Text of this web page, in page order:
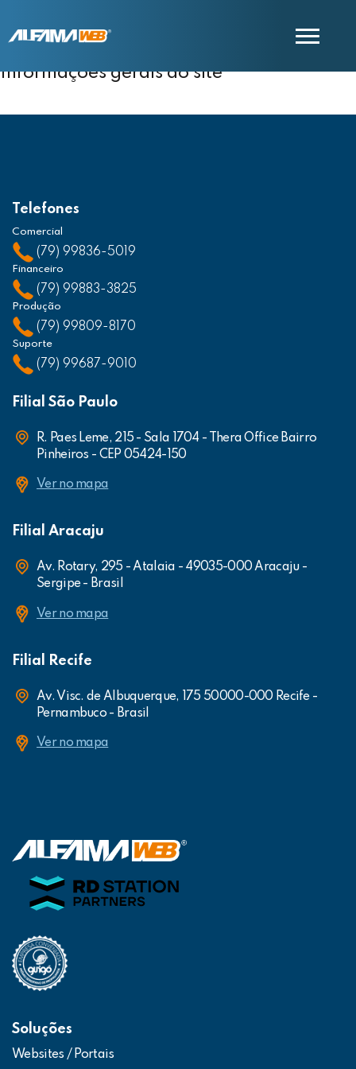
Informações gerais do site
Telefones
Comercial
(79) 99836-5019
Financeiro
(79) 99883-3825
Produção
(79) 99809-8170
Suporte
(79) 99687-9010
Filial São Paulo
R. Paes Leme, 215 - Sala 1704 - Thera Office Bairro
Pinheiros - CEP 05424-150
Ver no mapa
Filial Aracaju
Av. Rotary, 295 - Atalaia - 49035-000 Aracaju -
Sergipe - Brasil
Ver no mapa
Filial Recife
Av. Visc. de Albuquerque, 175 50000-000 Recife -
Pernambuco - Brasil
Ver no mapa
Soluções
Websites / Portais